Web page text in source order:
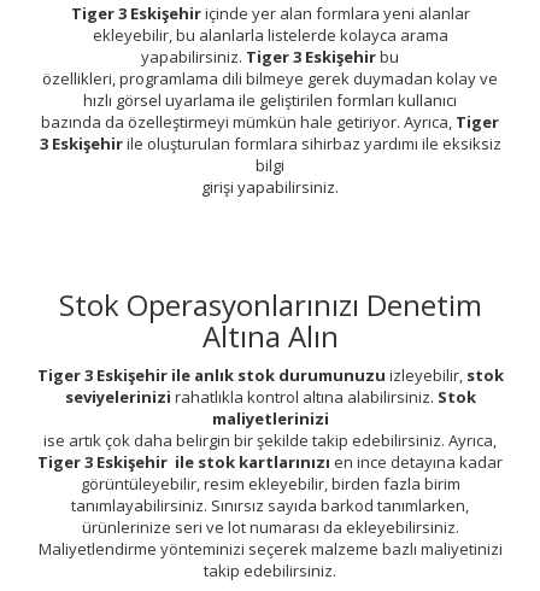
Tiger 3 Eskişehiriçinde yer alan formlara yeni alanlar
ekleyebilir, bu alanlarla listelerde kolayca arama
yapabilirsiniz. Tiger 3 Eskişehirbu
özellikleri, programlama dili bilmeye gerek duymadan kolay ve
hızlı görsel uyarlama ile geliştirilen formları kullanıcı
bazında da özelleştirmeyi mümkün hale getiriyor. Ayrıca, Tiger
3 Eskişehirile oluşturulan formlara sihirbaz yardımı ile eksiksiz
bilgi
girişi yapabilirsiniz.
Stok Operasyonlarınızı Denetim
Altına Alın
Tiger 3 Eskişehir ile anlık stok durumunuzu izleyebilir, stok
seviyelerinizi rahatlıkla kontrol altına alabilirsiniz. Stok
maliyetlerinizi
ise artık çok daha belirgin bir şekilde takip edebilirsiniz. Ayrıca,
Tiger 3 Eskişehir ile stok kartlarınızı en ince detayına kadar
görüntüleyebilir, resim ekleyebilir, birden fazla birim
tanımlayabilirsiniz. Sınırsız sayıda barkod tanımlarken,
ürünlerinize seri ve lot numarası da ekleyebilirsiniz.
Maliyetlendirme yönteminizi seçerek malzeme bazlı maliyetinizi
takip edebilirsiniz.